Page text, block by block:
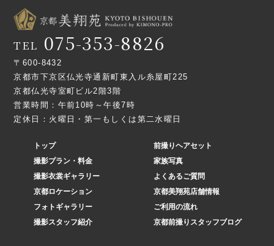
TEL 075-353-8826
〒600-8432
京都市下京区仏光寺通新町東入ル糸屋町225
京都仏光寺室町ビル2階3階
営業時間：午前10時～午後7時
定休日：火曜日・第一もしくは第二水曜日
トップ
撮影プラン・料金
撮影衣裳ギャラリー
京都ロケーション
フォトギャラリー
撮影スタッフ紹介
前撮りヘアセット
家族写真
よくあるご質問
京都美翔苑店舗情報
ご利用の流れ
京都前撮りスタッフブログ